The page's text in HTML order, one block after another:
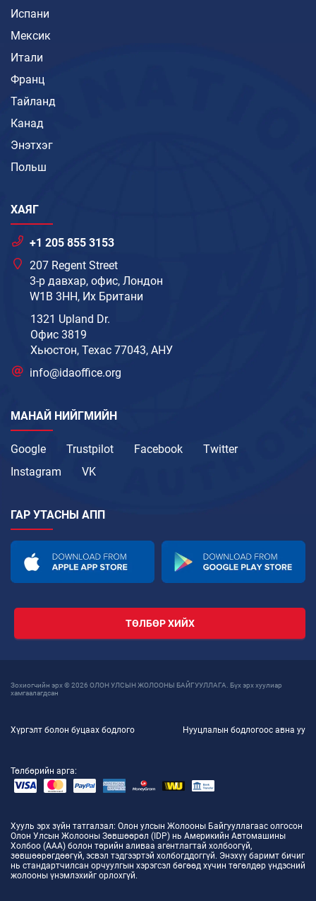
Испани
Мексик
Итали
Франц
Тайланд
Канад
Энэтхэг
Польш
ХАЯГ
+1 205 855 3153
207 Regent Street
3-р давхар, офис, Лондон
W1B 3HH, Их Британи
1321 Upland Dr.
Офис 3819
Хьюстон, Техас 77043, АНУ
info@idaoffice.org
МАНАЙ НИЙГМИЙН
Google Trustpilot Facebook
Twitter
Instagram
VK
ГАР УТАСНЫ АПП
ТӨЛБӨР ХИЙХ
Зохиогчийн эрх © 2026 ОЛОН УЛСЫН ЖОЛООНЫ БАЙГУУЛЛАГА. Бүх эрх хуулиар
хамгаалагдсан
Хүргэлт болон буцаах бодлого Нууцлалын бодлогоос авна уу
Төлбөрийн арга:
Хууль эрх зүйн татгалзал: Олон улсын Жолооны Байгууллагаас олгосон
Олон Улсын Жолооны Зөвшөөрөл (IDP) нь Америкийн Автомашины
Холбоо (AAA) болон төрийн аливаа агентлагтай холбоогүй,
зөвшөөрөгдөөгүй, эсвэл тэдгээртэй холбогддоггүй. Энэхүү баримт бичиг
нь стандартчилсан орчуулгын хэрэгсэл бөгөөд хүчин төгөлдөр үндэсний
жолооны үнэмлэхийг орлохгүй.